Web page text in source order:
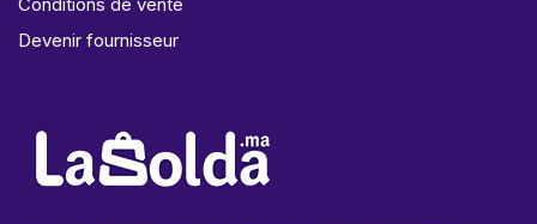
Devenir fournisseur